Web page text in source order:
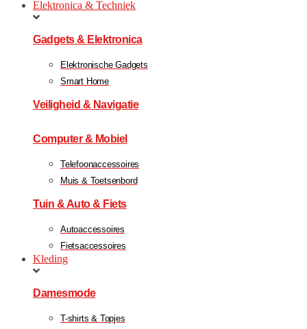
Elektronica & Techniek
Gadgets & Elektronica
Elektronische Gadgets
Smart Home
Veiligheid & Navigatie
Computer & Mobiel
Telefoonaccessoires
Muis & Toetsenbord
Tuin & Auto & Fiets
Autoaccessoires
Fietsaccessoires
Kleding
Damesmode
T-shirts & Topjes